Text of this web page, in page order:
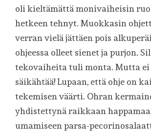
oli kieltämättä monivaiheisin
hetkeen tehnyt. Muokkasin
verran vielä jättäen pois
ohjeessa olleet sienet ja purjon.
tekovaiheita tuli monta. Mutta
säikähtää! Lupaan, että ohje on
tekemisen väärti. Ohran
yhdistettynä raikkaan
umamiseen parsa-